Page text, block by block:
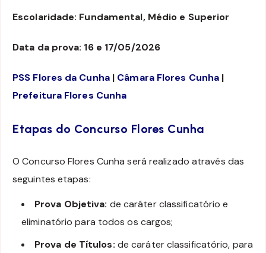
Escolaridade: Fundamental, Médio e Superior
Data da prova: 16 e 17/05/2026
PSS Flores da Cunha| Câmara Flores Cunha |
Prefeitura Flores Cunha
Etapas do Concurso Flores Cunha
O Concurso Flores Cunha será realizado através das
seguintes etapas:
Prova Objetiva: de caráter classificatório e
eliminatório para todos os cargos;
Prova de Títulos: de caráter classificatório, para